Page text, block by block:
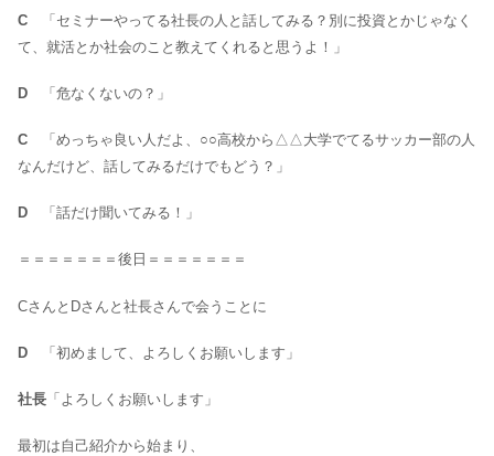
C
「セミナーやってる社長の人と話してみる？別に投資とかじゃなく
て、就活とか社会のこと教えてくれると思うよ！」
D 「危なくないの？」
C
「めっちゃ良い人だよ、○○高校から△△大学でてるサッカー部の人
なんだけど、話してみるだけでもどう？」
D 「話だけ聞いてみる！」
＝＝＝＝＝＝＝後日＝＝＝＝＝＝＝
CさんとDさんと社長さんで会うことに
D 「初めまして、よろしくお願いします」
社長 「よろしくお願いします」
最初は自己紹介から始まり、